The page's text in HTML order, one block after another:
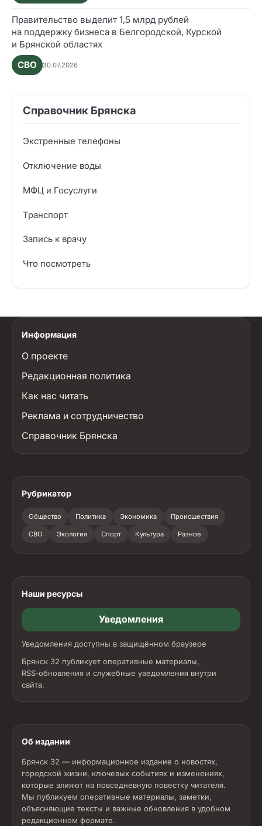
Правительство выделит 1,5 млрд рублей
на поддержку бизнеса в Белгородской, Курской
и Брянской областях
СВО
30.07.2026
Справочник Брянска
Экстренные телефоны
Отключение воды
МФЦ и Госуслуги
Транспорт
Запись к врачу
Что посмотреть
Информация
О проекте
Редакционная политика
Как нас читать
Реклама и сотрудничество
Справочник Брянска
Рубрикатор
Общество Политика Экономика Происшествия
СВО Экология Спорт Культура Разное
Наши ресурсы
Уведомления
Уведомления доступны в защищённом браузере
Брянск 32 публикует оперативные материалы,
RSS‑обновления и служебные уведомления внутри
сайта.
Об издании
Брянск 32 — информационное издание о новостях,
городской жизни, ключевых событиях и изменениях,
которые влияют на повседневную повестку читателя.
Мы публикуем оперативные материалы, заметки,
объясняющие тексты и важные обновления в удобном
редакционном формате.